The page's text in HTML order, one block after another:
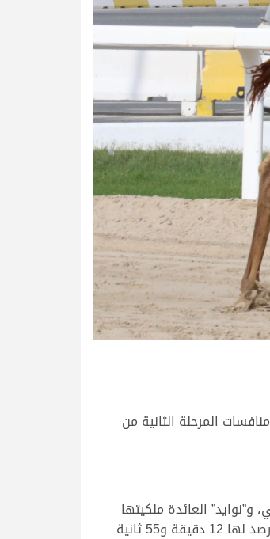
وذلك ضمن منافسات المرحلة الثانية من
العائدة ملكيتها
لهجن الشحانية، لكن “ولاء” استعانت بمخزونها الإضافي واستطاعت أن تصنع الفارق بينها وبين “ولاء” ليرحب بها خط النهاية والذي رصد لها 12 دقيقة و55 ثانية